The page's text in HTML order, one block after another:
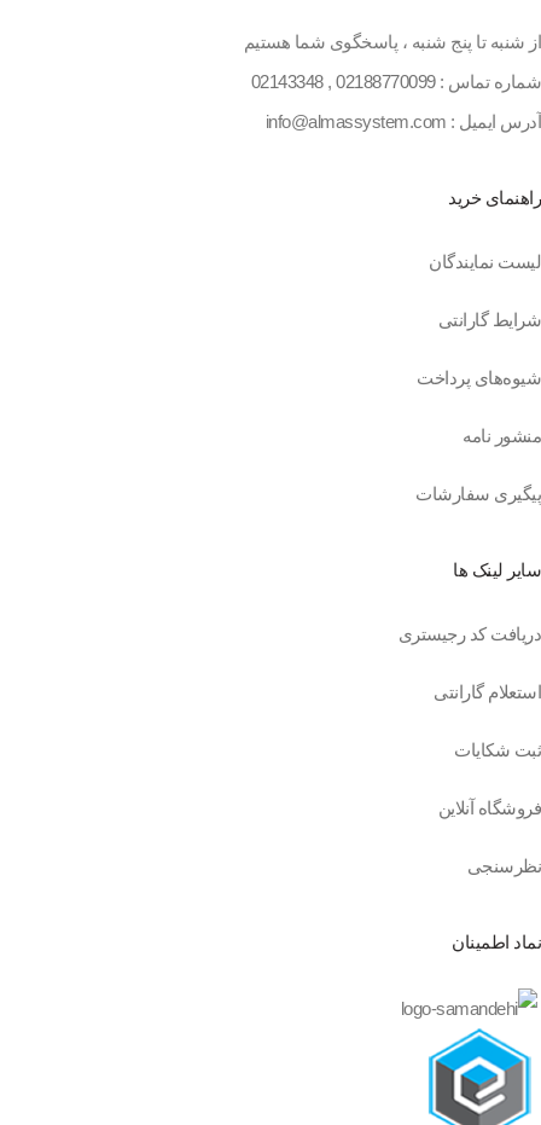
از شنبه تا پنج شنبه ، پاسخگوی شما هستیم
شماره تماس :02188770099
,
02143348
آدرس ایمیل : info@almassystem.com
راهنمای خرید
لیست نمایندگان
شرایط گارانتی
شیوه‌های پرداخت
منشور نامه
پیگیری سفارشات
سایر لینک ها
دریافت کد رجیستری
استعلام گارانتی
ثبت شکایات
فروشگاه آنلاین
نظرسنجی
نماد اطمینان